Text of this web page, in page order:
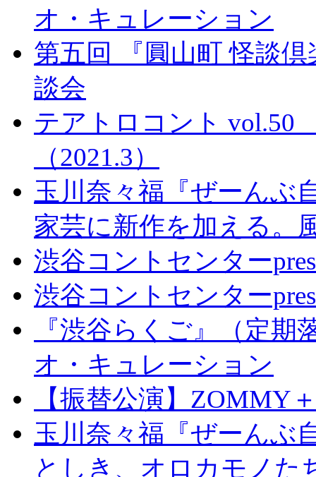
オ・キュレーション
第五回 『圓山町 怪談
談会
テアトロコント
（2021.3）
玉川奈々福『ぜーんぶ
家芸に新作を加える。
渋谷コントセンター
渋谷コントセンター
『渋谷らくご』（定
オ・キュレーション
【振替公演】ZOMMY
玉川奈々福『ぜーんぶ
としき、オロカモノた